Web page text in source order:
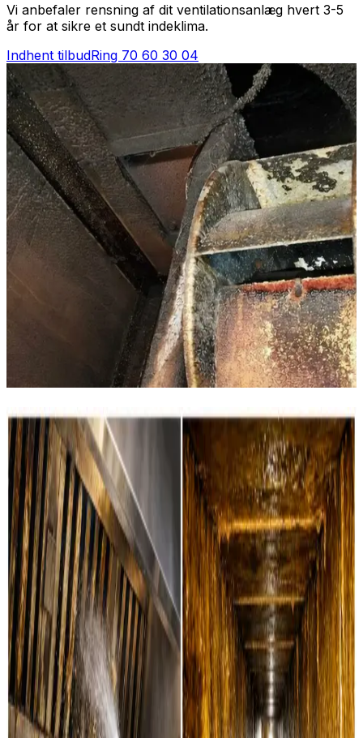
Vi anbefaler rensning af dit ventilationsanlæg hvert 3-5
år for at sikre et sundt indeklima.
Indhent tilbudRing 70 60 30 04
Vores rens-ydelser i Ry
Boligventilation
Grundig rensning af ventilationskanaler, ventiler og
aggregater i private boliger i Ry. Vi servicerer alle
mærker.
Læs mere